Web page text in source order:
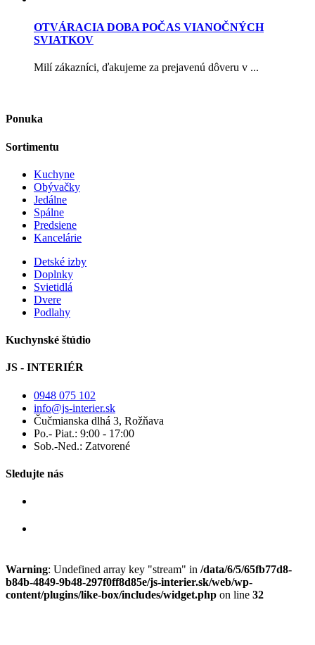
OTVÁRACIA DOBA POČAS VIANOČNÝCH
SVIATKOV
Milí zákazníci, ďakujeme za prejavenú dôveru v ...
Ponuka
Sortimentu
Kuchyne
Obývačky
Jedálne
Spálne
Predsiene
Kancelárie
Detské izby
Doplnky
Svietidlá
Dvere
Podlahy
Kuchynské štúdio
JS - INTERIÉR
0948 075 102
info@js-interier.sk
Čučmianska dlhá 3, Rožňava
Po.- Piat.: 9:00 - 17:00
Sob.-Ned.: Zatvorené
Sledujte nás
Warning: Undefined array key "stream" in /data/6/5/65fb77d8-
b84b-4849-9b48-297f0ff8d85e/js-interier.sk/web/wp-
content/plugins/like-box/includes/widget.php on line 32